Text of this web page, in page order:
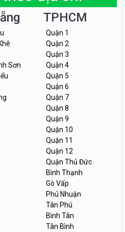
Sơn
TPHCM
Quận 1
Quận 2
Quận 3
Quận 4
Quận 5
Quận 6
Quận 7
Quận 8
Quận 9
Quận 10
Quận 11
Quận 12
Quận Thủ Đức
Bình Thạnh
Gò Vấp
Phú Nhuận
Tân Phú
Bình Tân
Tân Bình